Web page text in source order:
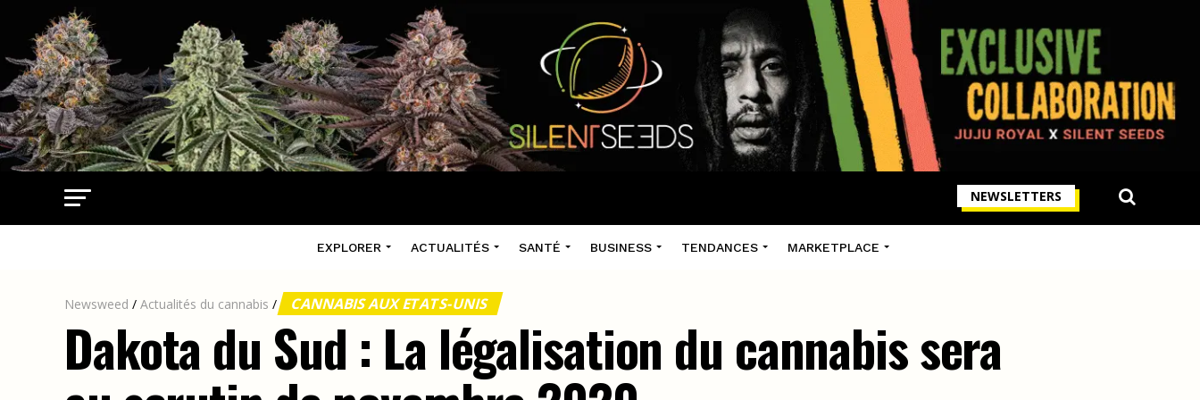
NEWSLETTERS
EXPLORER ACTUALITÉS SANTÉ BUSINESS TENDANCES MARKETPLACE
Newsweed / Actualités du cannabis / CANNABIS AUX ETATS-UNIS
Dakota du Sud : La légalisation du cannabis sera